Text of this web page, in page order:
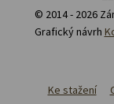
© 2014 - 2026
Grafický návrh
Ke stažení